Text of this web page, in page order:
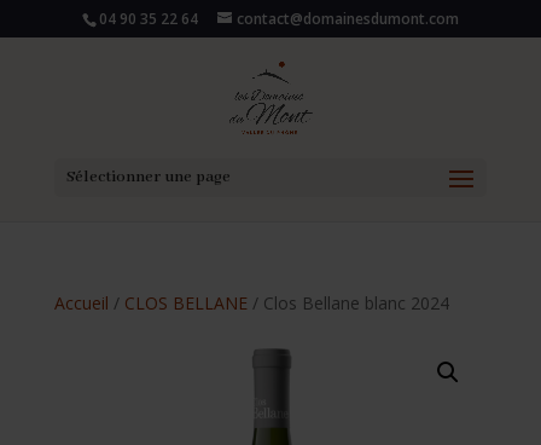
04 90 35 22 64 contact@domainesdumont.com
Sélectionner une page
Accueil / CLOS BELLANE/ Clos Bellane blanc 2024